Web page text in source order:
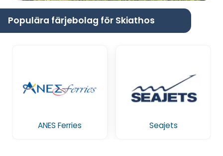
Populära färjebolag för Skiathos
ANES Ferries Seajets